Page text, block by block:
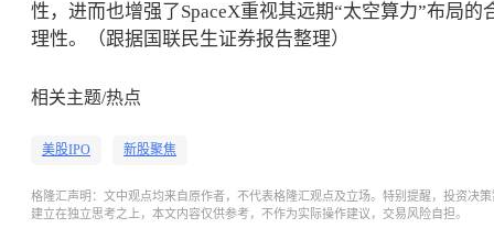
性，进而也增强了SpaceX重视其远期“太空算力”布局的
理性。（跟据国联民生证券报告整理）
相关主题/热点
美股IPO 新股聚焦
格隆汇声明：文中观点均来自原作者，不代表格隆汇观点及立场。特别提醒，投资决策
建立在独立思考之上，本文内容仅供参考，不作为实际操作建议，交易风险自担。